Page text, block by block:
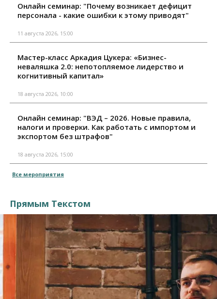
Онлайн семинар: "Почему возникает дефицит
персонала - какие ошибки к этому приводят"
11 августа 2026, 15:00
Мастер-класс Аркадия Цукера: «Бизнес-
неваляшка 2.0: непотопляемое лидерство и
когнитивный капитал»
18 августа 2026, 10:00
Онлайн семинар: "ВЭД – 2026. Новые правила,
налоги и проверки. Как работать с импортом и
экспортом без штрафов"
18 августа 2026, 15:00
Все мероприятия
Прямым Текстом